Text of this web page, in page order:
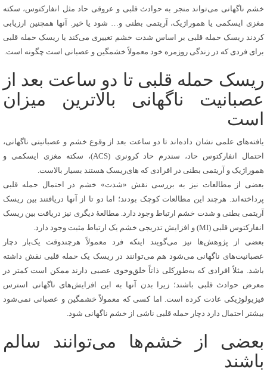
خشم ناگهانی می‌تواند منجر به حوادث قلبی و عروقی حاد مثل انفارکتوس، سکته
مغزی ایسکمی یا هموراژیک، آریتمی بطنی و… شود یا خیر. آنها همچنین ارزیابی
کردند ریسک حمله قلبی بر اساس شدت خشم تغییری می‌کند یا ریسک حمله قلبی
برای فردی که در زندگی روزمره خود معمولاً خشمگین و عصبانی است چگونه است.
ریسک حمله قلبی تا دو ساعت بعد از
عصبانیت ناگهانی بالاترین میزان
است
یافته‌های علمی نشان داده‌اند تا دو ساعت بعد از وقوع خشم و عصبانیتی ناگهانی،
احتمال انفارکتوس حاد، سندرم حاد کرونری (ACS)، سکته مغزی ایسکمی و
هموراژیک و آریتمی بطنی در افرادی که های‌ریسک هستند بسیار بالاست.
بعضی از مطالعات نیز به بررسی نقش «شدت» خشم در احتمال حمله قلبی
پرداخته‌اند. هرچند این مطالعات کوچک بودند؛ اما دو تا از آنها دریافتند بین ریسک
آریتمی بطنی و شدت خشم ارتباط وجود دارد. مطالعهٔ دیگری نیز دریافت بین ریسک
انفارکتوس قلبی (MI) و افزایش تدریجی خشم یک ارتباط مثبت وجود دارد.
بعضی از پژوهش‌ها نیز می‌گویند اینکه فرد معمولاً هرچندوقت یک‌بار دچار
عصبانیت‌های ناگهانی می‌شود هم می‌توانند در ریسک یک حمله قلبی نقش داشته
باشد. مثلاً افرادی که به‌طورکلی ذاتاً خلق‌وخوی عصبی دارند ممکن است کمتر در
معرض حوادث قلبی باشند؛ زیرا بدن آنها به این افزایش‌های ناگهانی استرس
فیزیولوژیکی عادت کرده است. اما کسی که معمولاً خشمگین و عصبانی نمی‌شود
بیشتر احتمال دارد دچار حمله قلبی ناشی از خشم ناگهانی شود.
بعضی از خشم‌ها می‌توانند سالم
باشند